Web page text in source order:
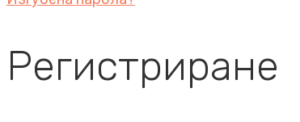
Регистриране